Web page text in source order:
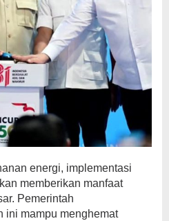
energi, implementasi
memberikan manfaat
Pemerintah
ini mampu menghemat